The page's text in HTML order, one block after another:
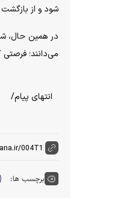
شود و از
در همین حال،
می‌دانند؛
انتهای پیام/
برچسب ها: